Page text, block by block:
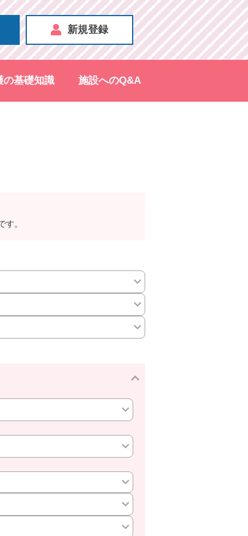
新規登録
の基礎知識 施設へのQ&A
。